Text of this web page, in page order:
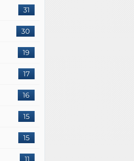
31
30
19
17
16
15
15
11